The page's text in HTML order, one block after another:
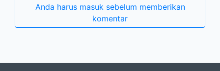
Anda harus masuk sebelum memberikan
komentar